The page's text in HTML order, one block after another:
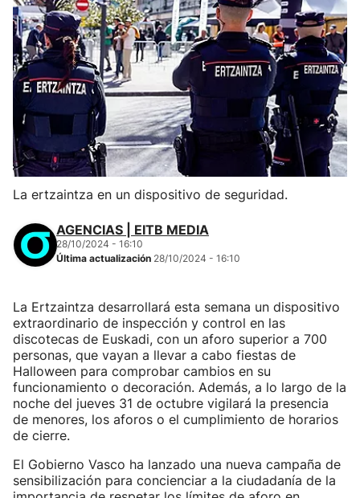
La ertzaintza en un dispositivo de seguridad.
AGENCIAS | EITB MEDIA
28/10/2024 - 16:10
Última actualización 28/10/2024 - 16:10
La Ertzaintza desarrollará esta semana un dispositivo
extraordinario de inspección y control en las
discotecas de Euskadi, con un aforo superior a 700
personas, que vayan a llevar a cabo fiestas de
Halloween para comprobar cambios en su
funcionamiento o decoración. Además, a lo largo de la
noche del jueves 31 de octubre vigilará la presencia
de menores, los aforos o el cumplimiento de horarios
de cierre.
El Gobierno Vasco ha lanzado una nueva campaña de
sensibilización para concienciar a la ciudadanía de la